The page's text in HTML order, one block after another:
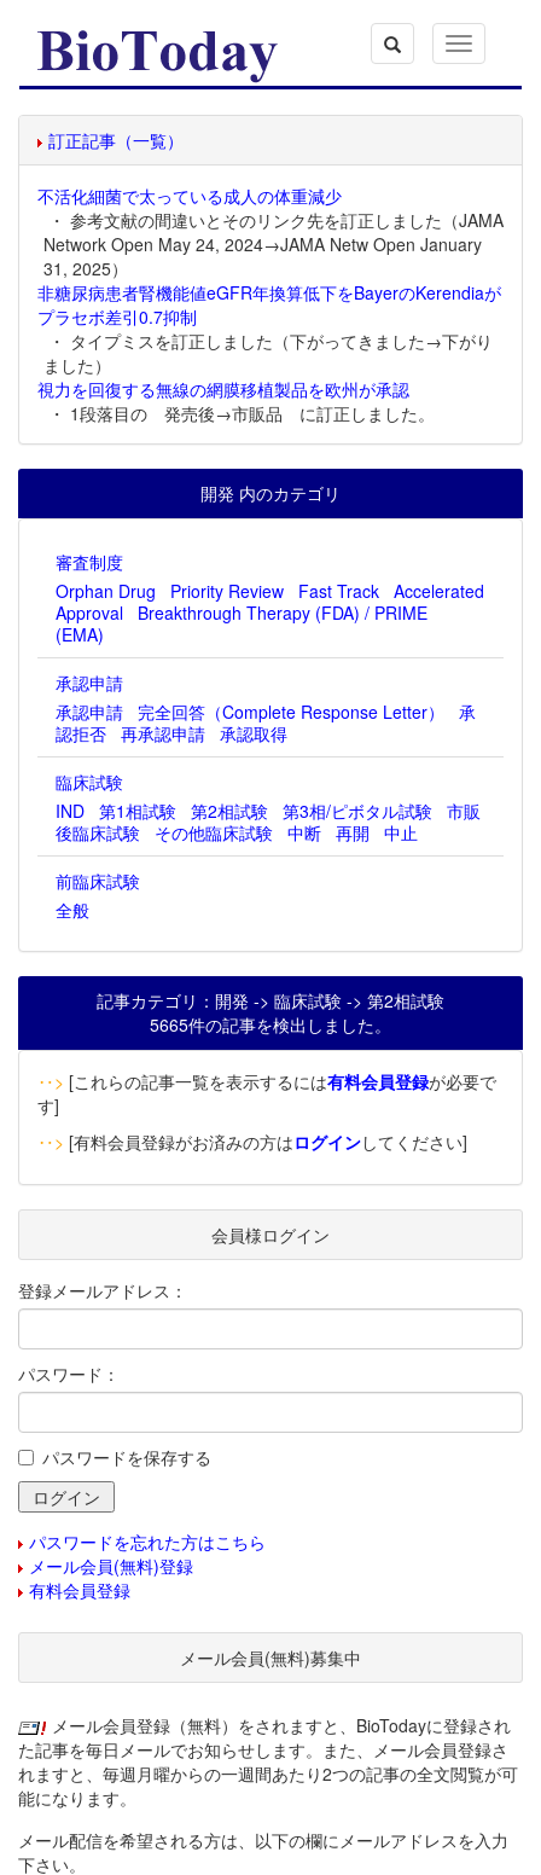
Toggle
navigation
訂正記事（一覧）
不活化細菌で太っている成人の体重減少
・ 参考文献の間違いとそのリンク先を訂正しました（JAMA
Network Open May 24, 2024→JAMA Netw Open January
31, 2025）
非糖尿病患者腎機能値eGFR年換算低下をBayerのKerendiaが
プラセボ差引0.7抑制
・ タイプミスを訂正しました（下がってきました→下がり
ました）
視力を回復する無線の網膜移植製品を欧州が承認
・ 1段落目の 発売後→市販品 に訂正しました。
開発 内のカテゴリ
審査制度
Orphan Drug
Priority Review Fast Track Accelerated
Approval
Breakthrough Therapy (FDA) / PRIME
(EMA)
承認申請
承認申請
完全回答（Complete Response Letter）
承
認拒否 再承認申請 承認取得
臨床試験
IND 第1相試験 第2相試験 第3相/ピボタル試験 市販
後臨床試験
その他臨床試験 中断 再開
中止
前臨床試験
全般
記事カテゴリ：開発 -> 臨床試験 -> 第2相試験
5665件の記事を検出しました。
‥> [これらの記事一覧を表示するには有料会員登録が必要で
す]
‥> [有料会員登録がお済みの方はログインしてください]
会員様ログイン
登録メールアドレス：
パスワード：
パスワードを保存する
パスワードを忘れた方はこちら
メール会員(無料)登録
有料会員登録
メール会員(無料)募集中
メール会員登録（無料）をされますと、BioTodayに登録され
た記事を毎日メールでお知らせします。また、メール会員登録さ
れますと、毎週月曜からの一週間あたり2つの記事の全文閲覧が可
能になります。
メール配信を希望される方は、以下の欄にメールアドレスを入力
下さい。